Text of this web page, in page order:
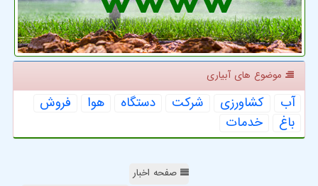
موضوع های آبیاری
آب كشاورزی شركت دستگاه هوا
فروش
باغ
خدمات
صفحه اخبار